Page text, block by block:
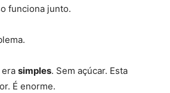
funciona junto.
simples. Sem açúcar. Esta
É enorme.